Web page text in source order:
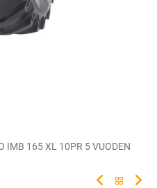
IMB 165 XL 10PR 5 VUODEN